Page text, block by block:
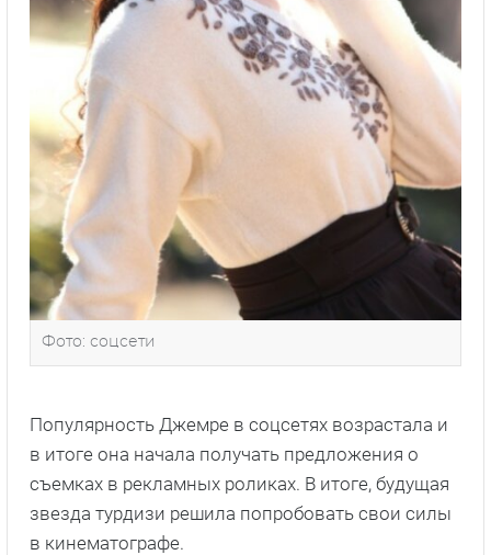
Фото: соцсети
Популярность Джемре в соцсетях возрастала и
в итоге она начала получать предложения о
съемках в рекламных роликах. В итоге, будущая
звезда турдизи решила попробовать свои силы
в кинематографе.